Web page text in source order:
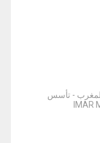
المغرب - تأسس